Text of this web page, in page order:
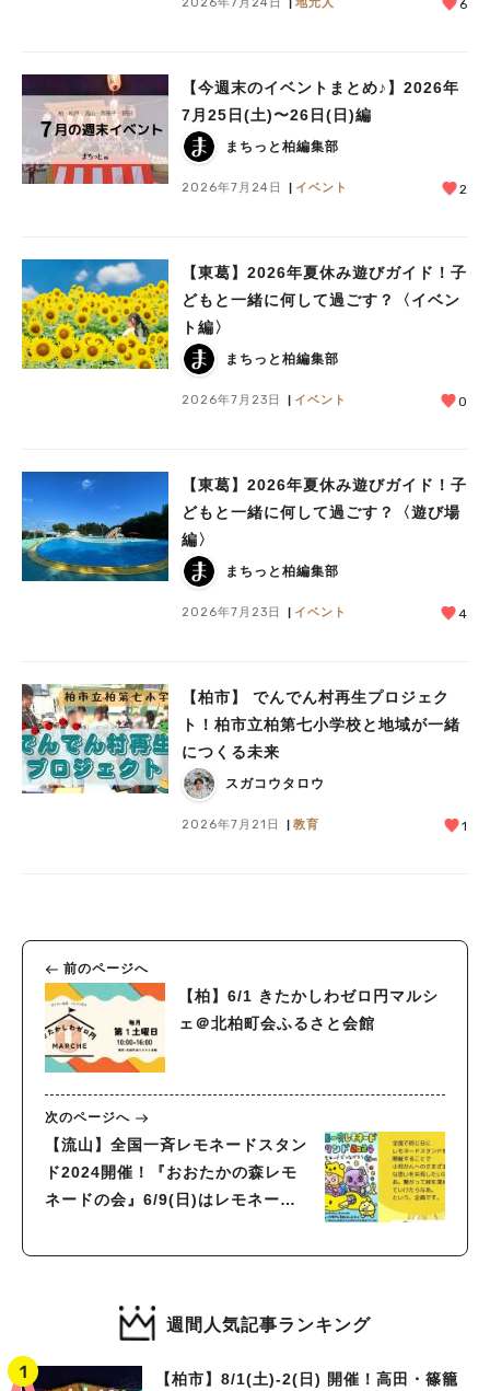
6
【今週末のイベントまとめ♪】2026年
7月25日(土)〜26日(日)編
まちっと柏編集部
2026年7月24日 イベント 2
【東葛】2026年夏休み遊びガイド！子
どもと一緒に何して過ごす？〈イベン
ト編〉
まちっと柏編集部
2026年7月23日 イベント 0
【東葛】2026年夏休み遊びガイド！子
どもと一緒に何して過ごす？〈遊び場
編〉
まちっと柏編集部
2026年7月23日 イベント 4
【柏市】 でんでん村再生プロジェク
ト！柏市立柏第七小学校と地域が一緒
につくる未来
スガコウタロウ
2026年7月21日 教育 1
前のページへ
【柏】6/1 きたかしわゼロ円マルシ
ェ＠北柏町会ふるさと会館
次のページへ
【流山】全国一斉レモネードスタン
ド2024開催！『おおたかの森レモ
ネードの会』6/9(日)はレモネード
週間人気記事ランキング
【柏市】8/1(土)‐2(日) 開催！高田・篠籠
人気のキーワード
#イベント#公園#教えたい／教えて投稿記事
#教えたい/こんなの見つけた